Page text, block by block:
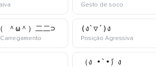
Gesto de socokaomoji
＾ω＾）二二⊃ (ง`▽´)ง
Posição Agressivakaomoji
（ง •̀_•́）ง